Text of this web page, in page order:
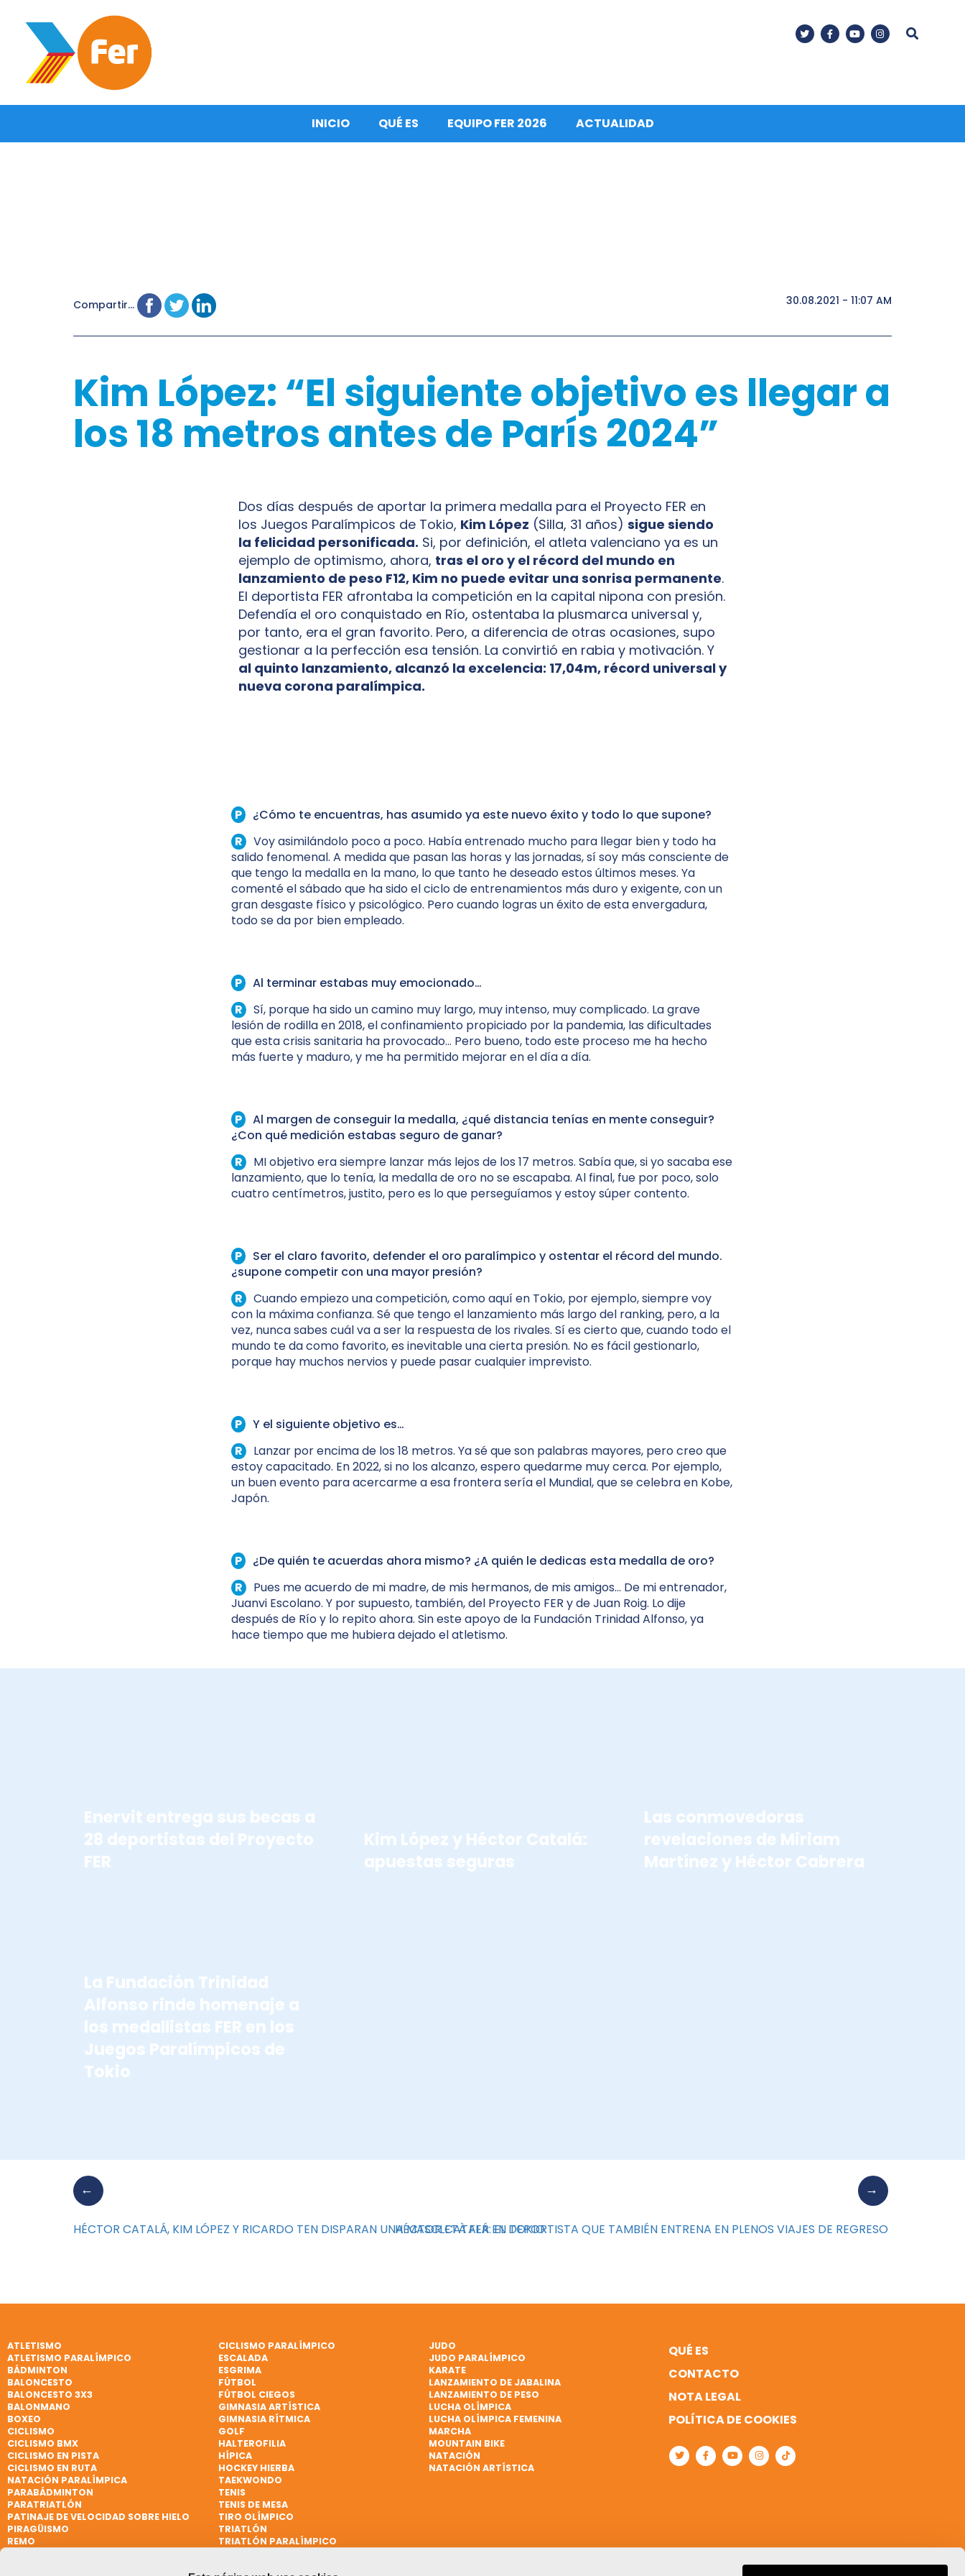
INICIO QUÉ ES EQUIPO FER 2026 ACTUALIDAD
Compartir... 30.08.2021 - 11:07 AM
Kim López: “El siguiente objetivo es llegar a
los 18 metros antes de París 2024”
Dos días después de aportar la primera medalla para el Proyecto FER en
los Juegos Paralímpicos de Tokio, Kim López (Silla, 31 años) sigue siendo
la felicidad personificada. Si, por definición, el atleta valenciano ya es un
ejemplo de optimismo, ahora, tras el oro y el récord del mundo en
lanzamiento de peso F12, Kim no puede evitar una sonrisa permanente.
El deportista FER afrontaba la competición en la capital nipona con presión.
Defendía el oro conquistado en Río, ostentaba la plusmarca universal y,
por tanto, era el gran favorito. Pero, a diferencia de otras ocasiones, supo
gestionar a la perfección esa tensión. La convirtió en rabia y motivación. Y
al quinto lanzamiento, alcanzó la excelencia: 17,04m, récord universal y
nueva corona paralímpica.
¿Cómo te encuentras, has asumido ya este nuevo éxito y todo lo que supone?
Voy asimilándolo poco a poco. Había entrenado mucho para llegar bien y todo ha
salido fenomenal. A medida que pasan las horas y las jornadas, sí soy más consciente de
que tengo la medalla en la mano, lo que tanto he deseado estos últimos meses. Ya
comenté el sábado que ha sido el ciclo de entrenamientos más duro y exigente, con un
gran desgaste físico y psicológico. Pero cuando logras un éxito de esta envergadura,
todo se da por bien empleado.
Al terminar estabas muy emocionado…
Sí, porque ha sido un camino muy largo, muy intenso, muy complicado. La grave
lesión de rodilla en 2018, el confinamiento propiciado por la pandemia, las dificultades
que esta crisis sanitaria ha provocado… Pero bueno, todo este proceso me ha hecho
más fuerte y maduro, y me ha permitido mejorar en el día a día.
Al margen de conseguir la medalla, ¿qué distancia tenías en mente conseguir?
¿Con qué medición estabas seguro de ganar?
MI objetivo era siempre lanzar más lejos de los 17 metros. Sabía que, si yo sacaba ese
lanzamiento, que lo tenía, la medalla de oro no se escapaba. Al final, fue por poco, solo
cuatro centímetros, justito, pero es lo que perseguíamos y estoy súper contento.
Ser el claro favorito, defender el oro paralímpico y ostentar el récord del mundo.
¿supone competir con una mayor presión?
Cuando empiezo una competición, como aquí en Tokio, por ejemplo, siempre voy
con la máxima confianza. Sé que tengo el lanzamiento más largo del ranking, pero, a la
vez, nunca sabes cuál va a ser la respuesta de los rivales. Sí es cierto que, cuando todo el
mundo te da como favorito, es inevitable una cierta presión. No es fácil gestionarlo,
porque hay muchos nervios y puede pasar cualquier imprevisto.
Y el siguiente objetivo es…
Lanzar por encima de los 18 metros. Ya sé que son palabras mayores, pero creo que
estoy capacitado. En 2022, si no los alcanzo, espero quedarme muy cerca. Por ejemplo,
un buen evento para acercarme a esa frontera sería el Mundial, que se celebra en Kobe,
Japón.
¿De quién te acuerdas ahora mismo? ¿A quién le dedicas esta medalla de oro?
Pues me acuerdo de mi madre, de mis hermanos, de mis amigos… De mi entrenador,
Juanvi Escolano. Y por supuesto, también, del Proyecto FER y de Juan Roig. Lo dije
después de Río y lo repito ahora. Sin este apoyo de la Fundación Trinidad Alfonso, ya
hace tiempo que me hubiera dejado el atletismo.
Enervit entrega sus becas a
28 deportistas del Proyecto
FER
Kim López y Héctor Catalá:
apuestas seguras
Las conmovedoras
revelaciones de Miriam
Martínez y Héctor Cabrera
La Fundación Trinidad
Alfonso rinde homenaje a
los medallistas FER en los
Juegos Paralímpicos de
Tokio
HÉCTOR CATALÁ, KIM LÓPEZ Y RICARDO TEN DISPARAN UNA MASCLETÀ FER EN TOKIOHÉCTOR CATALÁ: EL DEPORTISTA QUE TAMBIÉN ENTRENA EN PLENOS VIAJES DE REGRESO
ATLETISMO
ATLETISMO PARALÍMPICO
BÁDMINTON
BALONCESTO
BALONCESTO 3X3
BALONMANO
BOXEO
CICLISMO
CICLISMO BMX
CICLISMO EN PISTA
CICLISMO EN RUTA
CICLISMO PARALÍMPICO
ESCALADA
ESGRIMA
FÚTBOL
FÚTBOL CIEGOS
GIMNASIA ARTÍSTICA
GIMNASIA RÍTMICA
GOLF
HALTEROFILIA
HÍPICA
HOCKEY HIERBA
JUDO
JUDO PARALÍMPICO
KARATE
LANZAMIENTO DE JABALINA
LANZAMIENTO DE PESO
LUCHA OLÍMPICA
LUCHA OLÍMPICA FEMENINA
MARCHA
MOUNTAIN BIKE
NATACIÓN
NATACIÓN ARTÍSTICA
NATACIÓN PARALÍMPICA
PARABÁDMINTON
PARATRIATLÓN
PATINAJE DE VELOCIDAD SOBRE HIELO
PIRAGÜISMO
REMO
TAEKWONDO
TENIS
TENIS DE MESA
TIRO OLÍMPICO
TRIATLÓN
TRIATLÓN PARALÍMPICO
QUÉ ES
CONTACTO
NOTA LEGAL
POLÍTICA DE COOKIES